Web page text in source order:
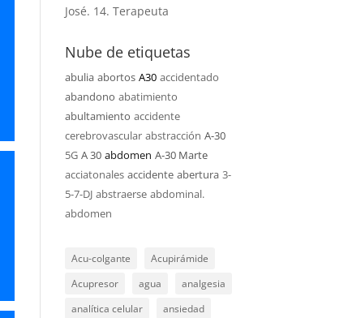
José. 14. Terapeuta
Nube de etiquetas
abulia abortos A30 accidentado
abandono abatimiento
abultamiento accidente
cerebrovascular abstracción A-30
5G A 30 abdomen A-30 Marte
acciatonales accidente abertura 3-
5-7-DJ abstraerse abdominal.
abdomen
Acu-colgante
Acupirámide
Acupresor
agua
analgesia
analítica celular
ansiedad